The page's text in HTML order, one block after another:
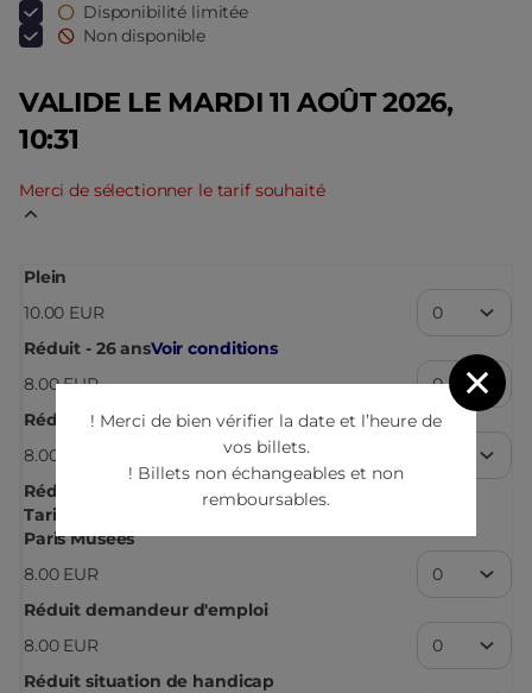
Disponibilité limitée
Non disponible
VALIDE LE MARDI 11 AOÛT 2026,
10:31
Merci de sélectionner le tarif souhaité
Plein
10.00 EUR
Réduit - 26 ansVoir conditions
8.00 EUR
Réduit enseignant
8.00
Réduit adhérent Paris Musées
Tarif exclusivement réservé aux porteurs de la carte
Paris Musées
8.00 EUR
Réduit demandeur d'emploi
8.00 EUR
Réduit situation de handicap
! Merci de bien vérifier la date et l’heure de
vos billets.
! Billets non échangeables et non
remboursables.